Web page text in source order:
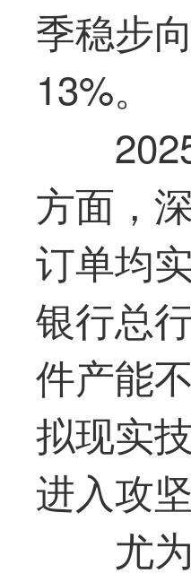
季稳步
13%。
方面，
订单均
银行总
件产能
拟现实
进入攻
尤